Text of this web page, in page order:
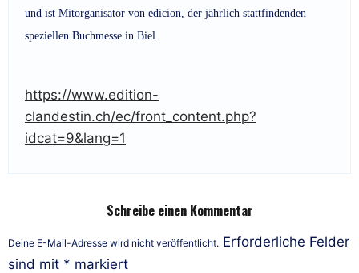
und ist Mitorganisator von edicion, der jährlich stattfindenden
speziellen Buchmesse in Biel.
https://www.edition-
clandestin.ch/ec/front_content.php?
idcat=9&lang=1
Schreibe einen Kommentar
Deine E-Mail-Adresse wird nicht veröffentlicht. Erforderliche Felder
sind mit * markiert